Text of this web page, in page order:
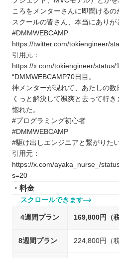
ころをメンターさんに即聞けるの
スクールの皆さん、本当にありが
#DMMWEBCAMP
https://twitter.com/tokiengineer/
引用元：
https://x.com/tokiengineer/
“DMMWEBCAMP70日目。
神メンターが現れて、あたしの数
くっと解決して颯爽と去って行き
惚れた。
#プログラミング初心者
#DMMWEBCAMP
#駆け出しエンジニアと繋がりた
引用元：
https://x.com/ayaka_nurse_/
s=20
・料金
スクロールできます
4週間プラン 169,800円（税
8週間プラン 224,800円（税